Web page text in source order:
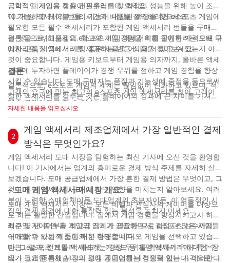
공학적 디자인을 갖춘 컨트롤러를 찾으세요.
공학적인 게임용 책상이 필수입니다. 최적의 성능을 위해 높이 조절
이 가능하고 케이블 관리 기능이 내장된 책상을 찾으세요.
10. 게임 액세서리 번들: 시간과 비용을 절약하려면 e스포츠 게임에
필요한 모든 필수 액세서리가 포함된 게임 액세서리 번들을 구매하
는 것을 고려해보세요. 최고의 게임 경험을 위해 할인된 가격으로 다
양한 고품질 액세서리를 제공하는 번들 상품을 찾아보세요.
결론적으로, 고품질의 e스포츠 게임 액세서리를 구매하려는 도매 구
매자라면, 시중에서 가장 좋은 제품을 어디에서 찾을 수 있는지 아는
것이 중요합니다. 게임용 키보드부터 게임용 의자까지, 올바른 액세
서리에 투자하면 플레이어가 경쟁 우위를 점하고 게임 경험을 향상
시킬 수 있습니다. 도매 구매자는 품질과 기능성에 중점을 둠으로써
고객의 요구에 맞는 최고의 e스포츠 게임 액세서리를 찾아 고객이
계속 구매하도록 할 수 있습니다.
결론
결론적으로, e스포츠 게임의 세계는 끊임없이 진화하고 있으며, 적
절한 액세서리를 갖추는 것은 플레이어의 성과에 큰 차이를 가져올
수 있습니다. 고품질 게임용 헤드셋부터 사용자 정의가 가능한 게임
스포츠 게임 액세서리를 알아야 합니다. 이러한 액세서리에 투자하
면 플레이어는 게임 경험을 향상시키고 기술을 한 단계 더 높일 수
있습니다. e스포츠 산업이 계속 성장함에 따라, 성공을 위해서는 적
절한 장비를 갖추는 것이 매우 중요해질 것입니다. 최신 정보를 얻
고, 경쟁력을 유지하고, 계속해서 게임을 즐기세요.
자세한 내용을 읽으십시오
2
게임 액세서리 제조업체에서 가장 일반적인 결제
방식은 무엇인가요?
게임 액세서리 도매 시장을 탐험하는 최신 기사에 오신 것을 환영합
니다! 이 기사에서는 업계의 흥미로운 결제 방식 주제를 자세히 살펴
보겠습니다. 도매 공급업체에서 가장 흔한 결제 방법은 무엇이고, 그
것이 게임 액세서리 구매에 어떤 영향을 미치는지 알아보세요. 여러
분이 노련한 소매업체이든 도매업계의 초보자이든, 이 역동적인 시
장의 결제 환경에 대한 통찰력 있는 분석을 놓치지 마세요.
- 도매 게임 액세서리 시장 개요
도매 게임 액세서리 시장은 모든 레벨과 관심사의 게이머를 대상으
로 하는 활발한 산업입니다. 집에서 게임 경험을 향상시키고자 하는
캐주얼 게이머부터 최고급 장비가 필요한 프로 e스포츠 선수까지,
구매할 수 있는 제품이 매우 다양합니다.
최근 몇 년 동안 홈 게임의 인기가 급증하면서, 점점 더 많은 사람들
이 오락과 사회적 소통의 한 형태로 비디오 게임을 선택하고 있습니
다. 그 결과, 컨트롤러, 헤드셋, 키보드 등 게임 액세서리에 대한 수
요가 크게 증가했습니다. 도매 공급업체는 경쟁력 있는 가격으로 다
반면, e스포츠 게임 액세서리는 경쟁 우위를 확보하기 위해 특수 장
비가 필요한 틈새 시장의 경쟁 게이머를 대상으로 합니다. 이러한 액